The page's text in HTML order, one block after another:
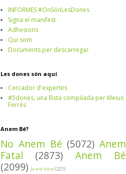
INFORMES #OnSónLesDones
Signa el manifest
Adhesions
Qui som
Documents per descarregar
Les dones són aquí
Cercador d'expertes
#5dones, una llista compilada per Meius
Ferrés
Anem Bé?
No Anem Bé (5072) Anem
Fatal
(2873)
Anem Bé
(2099) Ja era hora (221)